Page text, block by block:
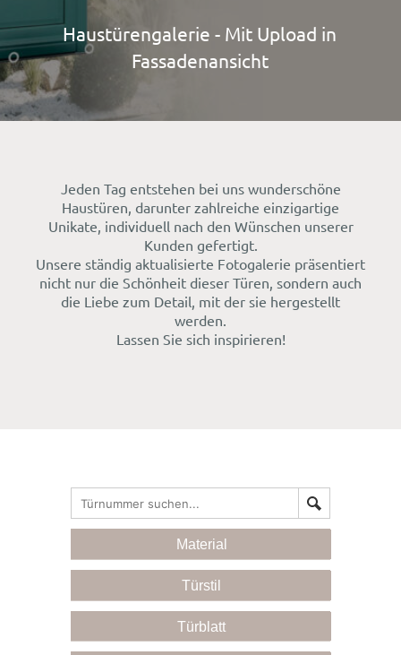
Haustürengalerie - Mit Upload in
Fassadenansicht
Jeden Tag entstehen bei uns wunderschöne
Haustüren, darunter zahlreiche einzigartige
Unikate, individuell nach den Wünschen unserer
Kunden gefertigt.
Unsere ständig aktualisierte Fotogalerie präsentiert
nicht nur die Schönheit dieser Türen, sondern auch
die Liebe zum Detail, mit der sie hergestellt
werden.
Lassen Sie sich inspirieren!
Suchen
Material
Türstil
Türblatt